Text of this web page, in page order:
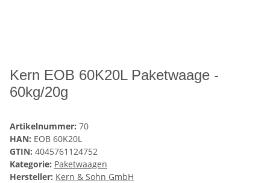
Kern EOB 60K20L Paketwaage -
60kg/20g
Artikelnummer: 70
HAN: EOB 60K20L
GTIN: 4045761124752
Kategorie: Paketwaagen
Hersteller: Kern & Sohn GmbH